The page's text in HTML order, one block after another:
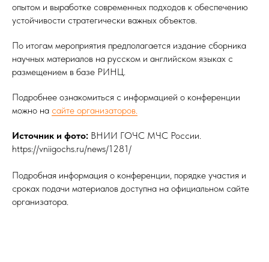
опытом и выработке современных подходов к обеспечению
устойчивости стратегически важных объектов.
По итогам мероприятия предполагается издание сборника
научных материалов на русском и английском языках с
размещением в базе РИНЦ.
Подробнее ознакомиться с информацией о конференции
можно на сайте организаторов.
Источник и фото: ВНИИ ГОЧС МЧС России.
https://vniigochs.ru/news/1281/
Подробная информация о конференции, порядке участия и
сроках подачи материалов доступна на официальном сайте
организатора.